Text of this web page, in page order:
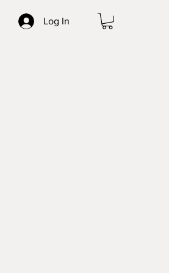
Log In